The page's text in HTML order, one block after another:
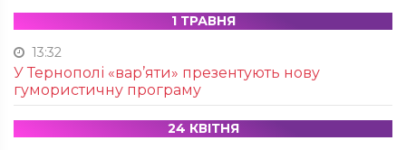
1 ТРАВНЯ
13:32
У Тернополі «вар’яти» презентують нову
гумористичну програму
24 КВІТНЯ